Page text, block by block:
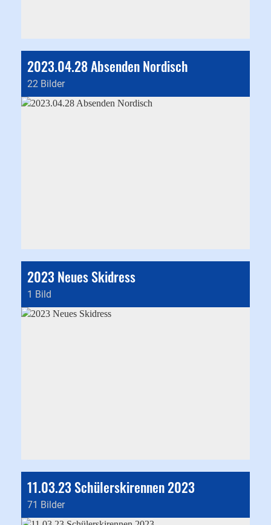
2023.04.28 Absenden Nordisch
22 Bilder
2023 Neues Skidress
1 Bild
11.03.23 Schülerskirennen 2023
71 Bilder